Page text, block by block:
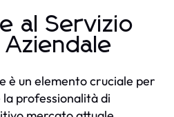
al Servizio
è un elemento cruciale per
professionalità di